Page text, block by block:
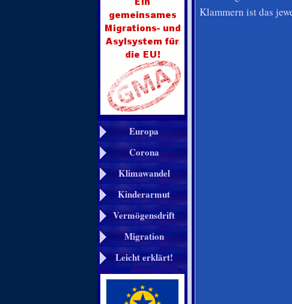
Europa
Corona
Klimawandel
Kinderarmut
Vermögensdrift
Migration
Leicht erklärt!
Klammern ist das